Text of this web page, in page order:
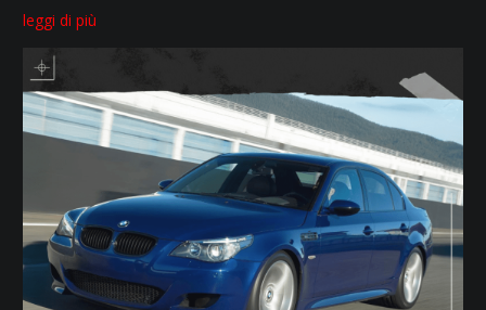
leggi di più